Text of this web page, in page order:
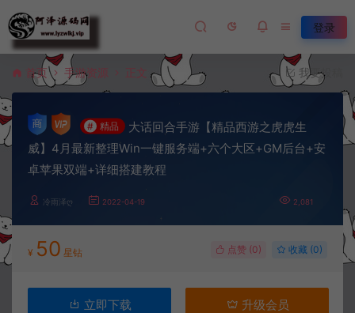
登录
首页 手游资源 正文 我要投稿
# 精品
大话回合手游【精品西游之虎虎生
威】4月最新整理Win一键服务端+六个大区+GM后台+安
卓苹果双端+详细搭建教程
冷雨泽ღ 2022-04-19 2,081
¥ 50 星钻 点赞 (0) 收藏 (0)
立即下载 升级会员